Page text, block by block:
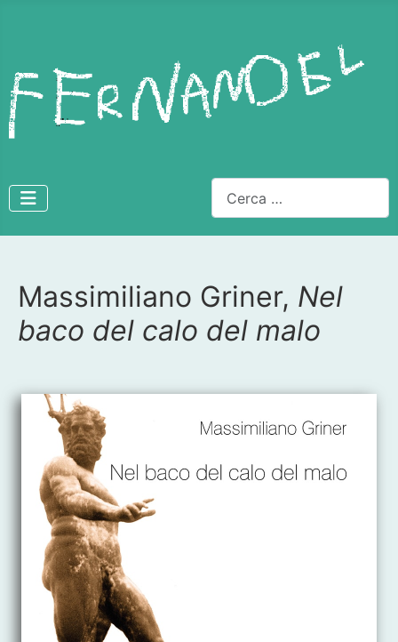
Cerca
Dettagli
Massimiliano Griner, Nel
baco del calo del malo